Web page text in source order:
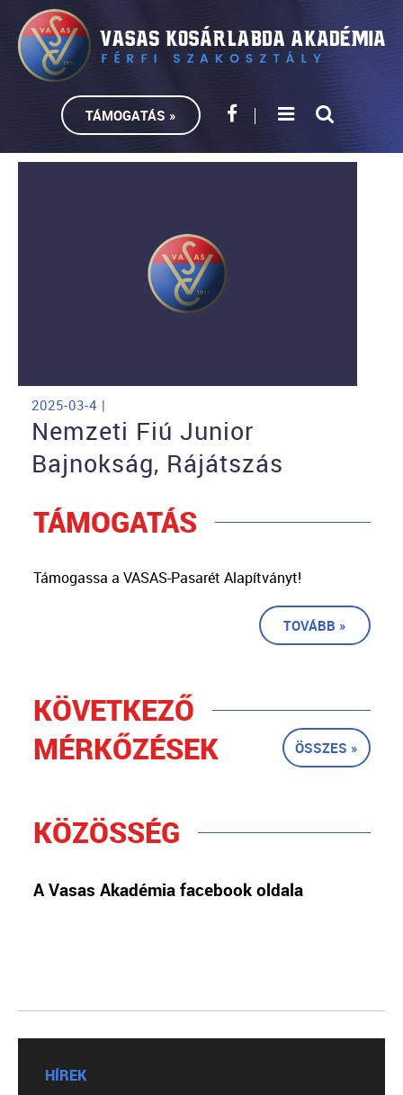
TÁMOGATÁS »
2025-03-4 |
Nemzeti Fiú Junior
Bajnokság, Rájátszás
TÁMOGATÁS
Támogassa a VASAS-Pasarét Alapítványt!
TOVÁBB »
KÖVETKEZŐ
MÉRKŐZÉSEK
ÖSSZES »
KÖZÖSSÉG
A Vasas Akadémia facebook oldala
HÍREK